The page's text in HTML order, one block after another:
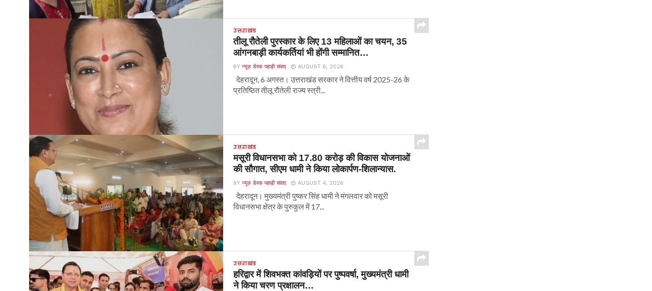
उत्तराखंड
तीलू रौतेली पुरस्कार के लिए 13 महिलाओं का चयन, 35
आंगनबाड़ी कार्यकर्तियां भी होंगी सम्मानित…
BYन्यूज़ डेस्क पहाड़ी संवाद AUGUST 6, 2026
देहरादून, 6 अगस्त। उत्तराखंड सरकार ने वित्तीय वर्ष 2025-26 के
प्रतिष्ठित तीलू रौतेली राज्य स्त्री...
उत्तराखंड
मसूरी विधानसभा को 17.80 करोड़ की विकास योजनाओं
की सौगात, सीएम धामी ने किया लोकार्पण-शिलान्यास.
BYन्यूज़ डेस्क पहाड़ी संवाद AUGUST 4, 2026
देहरादून। मुख्यमंत्री पुष्कर सिंह धामी ने मंगलवार को मसूरी
विधानसभा क्षेत्र के पुरुकुल में 17...
उत्तराखंड
हरिद्वार में शिवभक्त कांवड़ियों पर पुष्पवर्षा, मुख्यमंत्री धामी
ने किया चरण प्रक्षालन…